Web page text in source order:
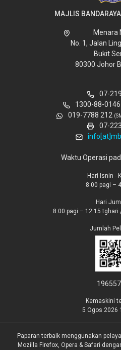
MAJLIS
Menara
No. 1, Jalan
Bukit
80300 Johor
07-
1300-88-0146
019-7788 212
07-
Waktu Operasi
Hari Isnin -
8.00 pagi –
Hari
8.00 pagi – 12.15 tghari
Jumlah
Kemaskini
5 Ogos 2026
Paparan terbaik menggunakan
Mozilla Firefox, Opera & Safari